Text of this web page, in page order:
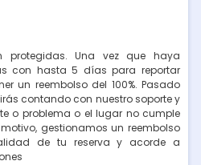
protegidas. Una vez que haya
con hasta 5 días para reportar
un reembolso del 100%. Pasado
contando con nuestro soporte y
o problema o el lugar no cumple
gestionamos un reembolso
de tu reserva y acorde a